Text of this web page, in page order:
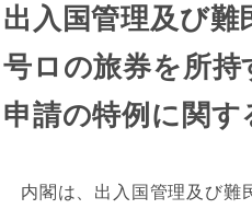
出入国管理及び難
号ロの旅券を所
申請の特例に関す
内閣は、出入国管理及び難